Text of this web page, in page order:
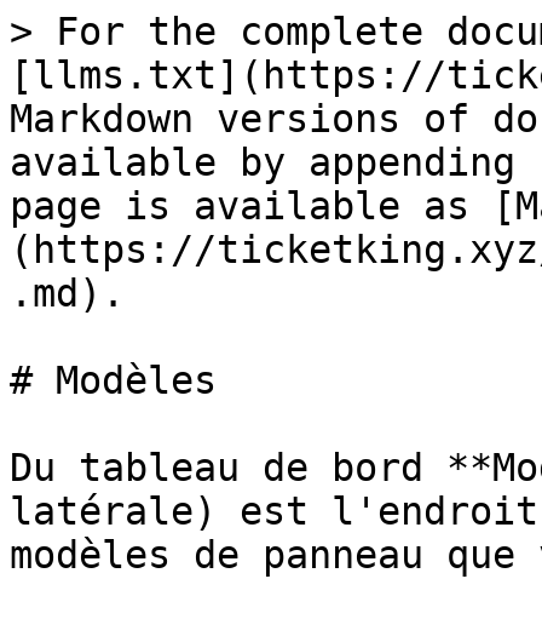
> For the complete
[llms.txt](https://
Markdown versions of
available by
page is available as
(https://ticketking.xyz/
.md).
# Modèles
Du tableau de bord
latérale) est l'endroit
modèles de panneau